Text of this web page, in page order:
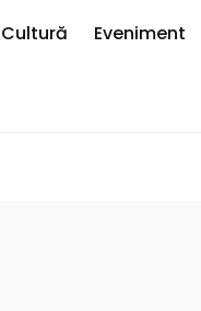
Cultură Eveniment